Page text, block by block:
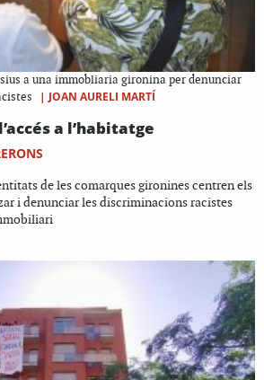
a una immobliaria gironina per denunciar
| JOAN AURELI MARTÍ
a l’habitatge
de les comarques gironines centren els
i denunciar les discriminacions racistes